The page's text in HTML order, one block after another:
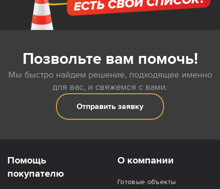
Позвольте вам помочь!
Мы быстро найдем решение, подходящее именно
для вас, и свяжемся с вами.
Отправить заявку
Помощь
покупателю
О компании
Готовые объекты